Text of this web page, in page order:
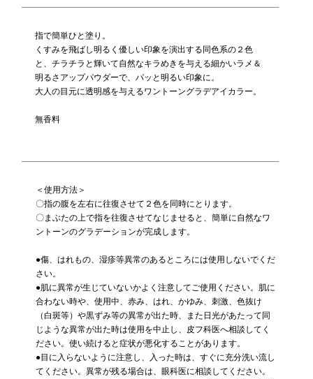
＜使用方法＞
〇指の腹を左右に往復させて２色を同時にとります。
〇まぶたの上で指を往復させてなじませると、簡単に自然なワ
ントーンのグラデーションが完成します。
●傷、はれもの、湿疹等異常のあるところには使用しないでくだ
さい。
●肌に異常が生じていないかよく注意してご使用ください。肌に
合わない時や、使用中、赤み、はれ、かゆみ、刺激、色抜け
（白斑等）や黒ずみ等の異常が出た時、また日光があたって同
じような異常が出た時は使用を中止し、皮フ科医へ相談してく
ださい。使い続けると症状が悪化することがあります。
●目に入らないように注意し、入った時は、すぐに充分洗い流し
てください。異常が残る場合は、眼科医に相談してください。
指で簡単ひと塗り。
くすみを飛ばし明るく優しい印象を演出する同色系の２色
と、チラチラと輝いて自然なキラめきを与える細かいラメ＆
明るさアップパウダーで、パッと明るい印象に。
大人の目元に透明感を与えるワントーングラデアイカラー。
無香料